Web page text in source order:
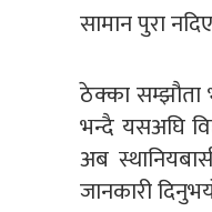
सामान पुरा
ठेक्का
भन्दै यसअघि
अब
जानकारी